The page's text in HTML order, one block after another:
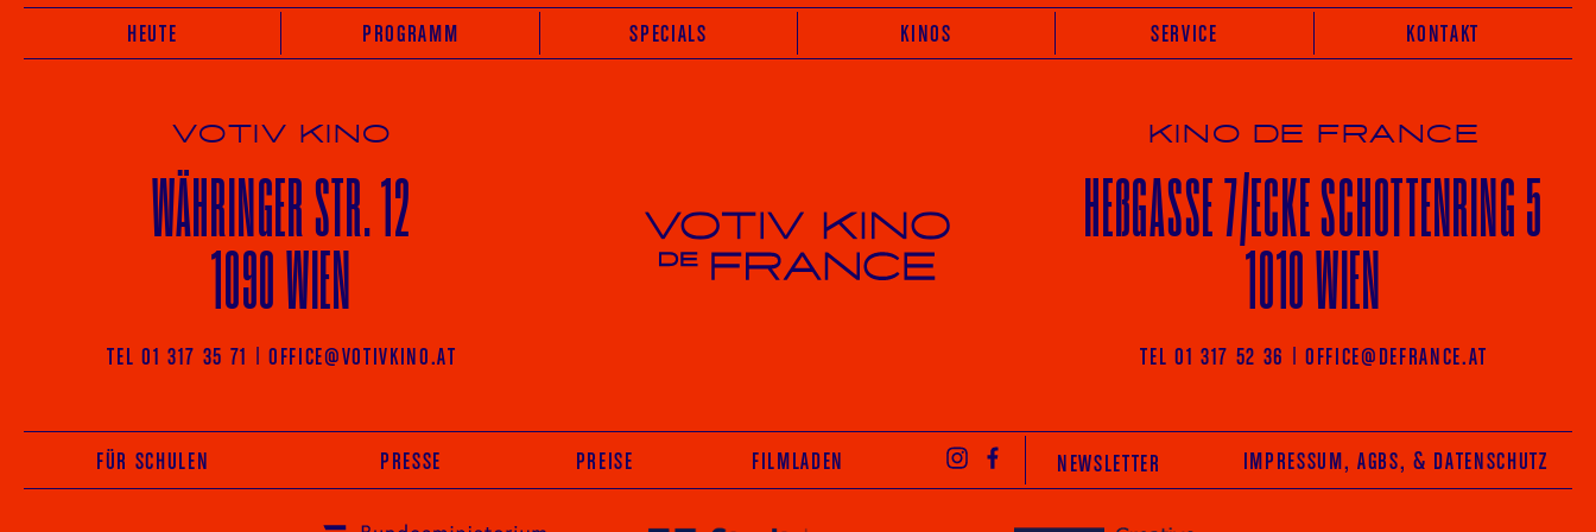
HEUTE PROGRAMM SPECIALS KINOS SERVICE KONTAKT
VOTIV KINO
WÄHRINGERSTR. 12
1090 WIEN
TEL 01 317 35 71 | OFFICE@VOTIVKINO.AT
Votiv Kino und Kino De France in Wien
KINO DE FRANCE
HEßGASSE 7/ECKESCHOTTENRING 5
1010 WIEN
TEL 01 317 52 36 | OFFICE@DEFRANCE.AT
FÜR SCHULEN PRESSE PREISE FILMLADEN INSTAGRAM
FACEBOOK
NEWSLETTER IMPRESSUM, AGBS, & DATENSCHUTZ